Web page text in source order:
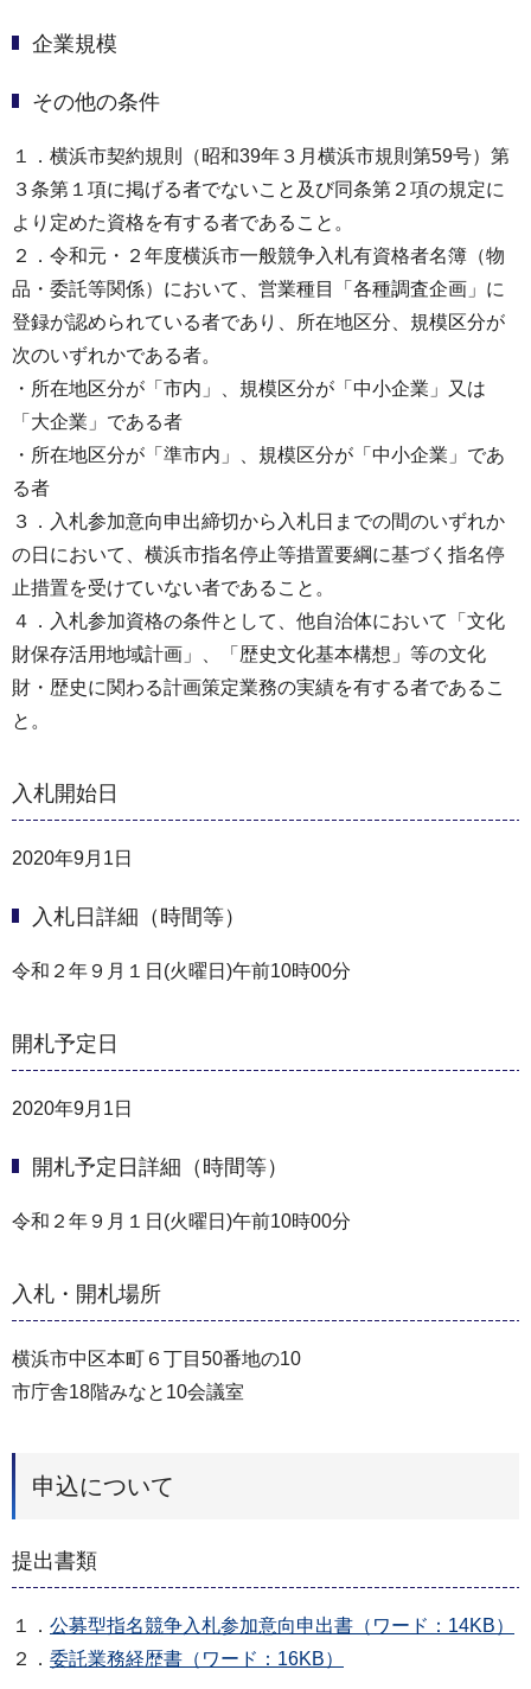
企業規模
その他の条件
１．横浜市契約規則（昭和39年３月横浜市規則第59号）第
３条第１項に掲げる者でないこと及び同条第２項の規定に
より定めた資格を有する者であること。
２．令和元・２年度横浜市一般競争入札有資格者名簿（物
品・委託等関係）において、営業種目「各種調査企画」に
登録が認められている者であり、所在地区分、規模区分が
次のいずれかである者。
・所在地区分が「市内」、規模区分が「中小企業」又は
「大企業」である者
・所在地区分が「準市内」、規模区分が「中小企業」であ
る者
３．入札参加意向申出締切から入札日までの間のいずれか
の日において、横浜市指名停止等措置要綱に基づく指名停
止措置を受けていない者であること。
４．入札参加資格の条件として、他自治体において「文化
財保存活用地域計画」、「歴史文化基本構想」等の文化
財・歴史に関わる計画策定業務の実績を有する者であるこ
と。
入札開始日
2020年9月1日
入札日詳細（時間等）
令和２年９月１日(火曜日)午前10時00分
開札予定日
2020年9月1日
開札予定日詳細（時間等）
令和２年９月１日(火曜日)午前10時00分
入札・開札場所
横浜市中区本町６丁目50番地の10
市庁舎18階みなと10会議室
申込について
提出書類
１． 公募型指名競争入札参加意向申出書（ワード：14KB）
２． 委託業務経歴書（ワード：16KB）